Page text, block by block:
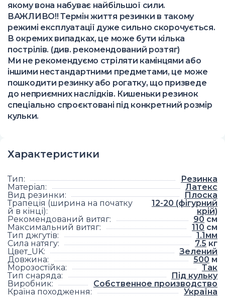
якому вона набуває найбільшої сили.
ВАЖЛИВО!! Термін життя резинки в такому
режимі експлуатації дуже сильно скорочується.
В окремих випадках, це може бути кілька
пострілів. (див. рекомендований розтяг)
Ми не рекомендуємо стріляти камінцями або
іншими нестандартними предметами, це може
пошкодити резинку або рогатку, що призведе
до неприємних наслідків. Кишеньки резинок
спеціально спроєктовані під конкретний розмір
кульки.
Характеристики
Тип:
Резинка
Матеріал:
Латекс
Вид резинки:
Плоска
Трапеція (ширина на початку
й в кінці):
12-20 (фігурний
крій)
Рекомендований витяг: 90 см
Максимальний витяг: 110 см
Тип джгутів:
1.1мм
Сила натягу: 7.5 кг
Цвет_UK:
Зелений
Довжина: 500 м
Морозостійка:
Так
Тип снаряда:
Під кульку
Виробник:
Собственное производство
Країна походження: Україна